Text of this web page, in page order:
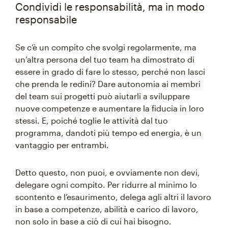
Condividi le responsabilità, ma in modo
responsabile
Se c’è un compito che svolgi regolarmente, ma
un’altra persona del tuo team ha dimostrato di
essere in grado di fare lo stesso, perché non lasci
che prenda le redini? Dare autonomia ai membri
del team sui progetti può aiutarli a sviluppare
nuove competenze e aumentare la fiducia in loro
stessi. E, poiché toglie le attività dal tuo
programma, dandoti più tempo ed energia, è un
vantaggio per entrambi.
Detto questo, non puoi, e ovviamente non devi,
delegare ogni compito. Per ridurre al minimo lo
scontento e l’esaurimento, delega agli altri il lavoro
in base a competenze, abilità e carico di lavoro,
non solo in base a ciò di cui hai bisogno.